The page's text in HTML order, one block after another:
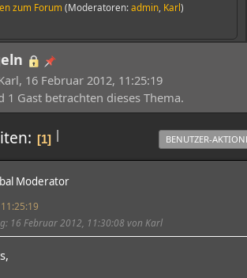
zum Forum (Moderatoren:admin Karl)
16 Februar 2012, 11:25:19
1 Gast betrachten dieses Thema.
|
1 BENUTZER-
Moderator
: 16 Februar 2012, 11:30:08 von Karl